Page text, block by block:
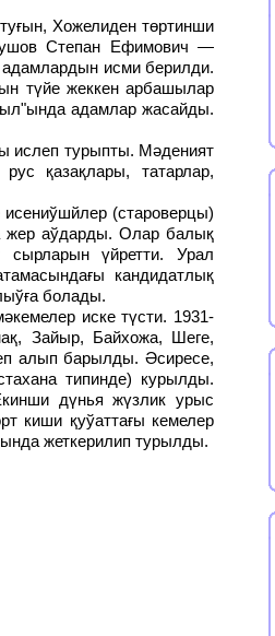
Степан Ефимович —
исми берилди.
түйе жеккен арбашылар
адамлар жасайды.
қазақлары, татарлар,
жер аўдарды. Олар балық
үйретти. Урал
кандидатлық
болады.
Зайыр, Байхожа, Шеге,
алып барылды. Әсиресе,
типинде) курылды.
дүнья жүзлик урыс
киши қуўаттағы кемелер
жеткерилип турылды.